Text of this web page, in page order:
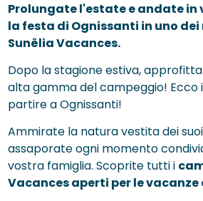
Prolungate l'estate e andate
la festa di Ognissanti in uno
Sunêlia Vacances.
Dopo la stagione estiva,
alta gamma del campeggio! Ecco
partire a Ognissanti!
Ammirate la natura vestita dei
assaporate ogni momento
vostra famiglia. Scoprite tutti i
Vacances aperti per le